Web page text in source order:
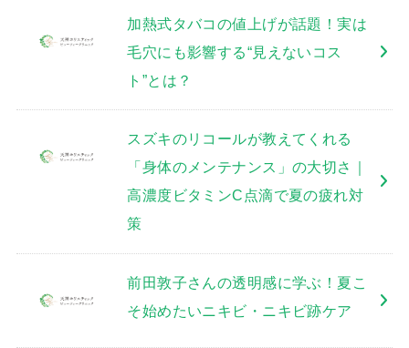
加熱式タバコの値上げが話題！実は
毛穴にも影響する“見えないコス
ト”とは？
スズキのリコールが教えてくれる
「身体のメンテナンス」の大切さ｜
高濃度ビタミンC点滴で夏の疲れ対
策
前田敦子さんの透明感に学ぶ！夏こ
そ始めたいニキビ・ニキビ跡ケア